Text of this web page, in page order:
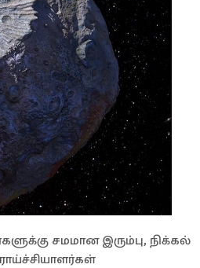
சமமான இரும்பு, நிக்கல்